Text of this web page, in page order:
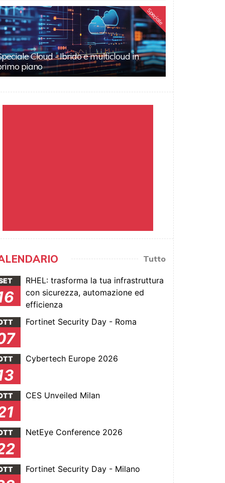
Speciale
Cloud - Ibrido e multicloud in
piano
Tutto
RHEL: trasforma la tua infrastruttura
con sicurezza, automazione ed
efficienza
Fortinet Security Day - Roma
Cybertech Europe 2026
CES Unveiled Milan
NetEye Conference 2026
Fortinet Security Day - Milano